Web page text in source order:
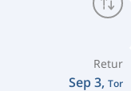
Retur
Sep 3, Tor